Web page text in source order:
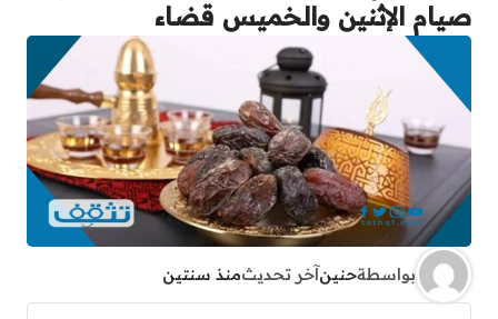
صيام الإثنين والخميس قضاء
بواسطةحنينآخر تحديثمنذ سنتين